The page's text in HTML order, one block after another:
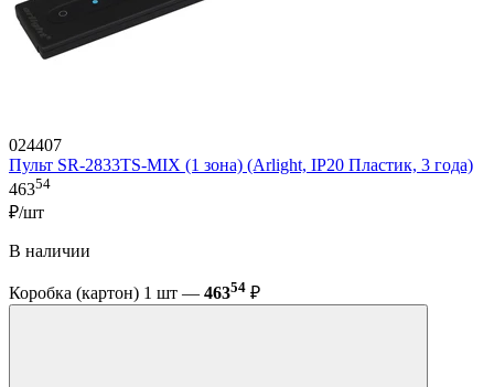
024407
Пульт SR-2833TS-MIX (1 зона) (Arlight, IP20 Пластик, 3 года)
46354
₽/шт
В наличии
Коробка (картон) 1 шт — 46354 ₽